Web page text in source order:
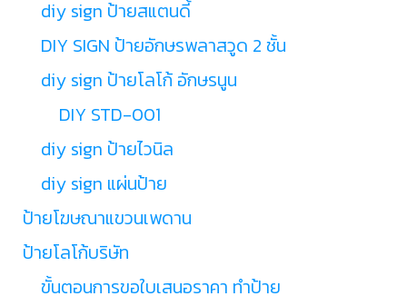
diy sign ป้ายสแตนดี้
DIY SIGN ป้ายอักษรพลาสวูด 2 ชั้น
diy sign ป้ายโลโก้ อักษรนูน
DIY STD-001
diy sign ป้ายไวนิล
diy sign แผ่นป้าย
ป้ายโฆษณาแขวนเพดาน
ป้ายโลโก้บริษัท
ขั้นตอนการขอใบเสนอราคา ทำป้าย